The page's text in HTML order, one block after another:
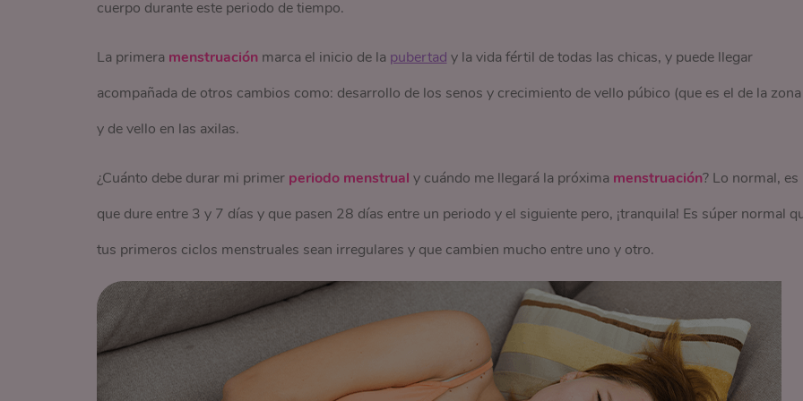
cuerpo durante este periodo de tiempo.
La primera menstruaciónmarca el inicio de la pubertad y la vida fértil de todas las chicas, y puede llegar
acompañada de otros cambios como: desarrollo de los senos y crecimiento de vello púbico (que es el de la
y de vello en las axilas.
¿Cuánto debe durar mi primer periodo menstrual y cuándo me llegará la próxima menstruación? Lo normal, es
que dure entre 3 y 7 días y que pasen 28 días entre un periodo y el siguiente pero, ¡tranquila! Es súper normal
tus primeros ciclos menstruales sean irregulares y que cambien mucho entre uno y otro.